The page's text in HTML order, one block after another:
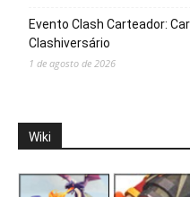
Evento Clash Carteador:
Clashiversário
1 de agosto de 2026
Wiki